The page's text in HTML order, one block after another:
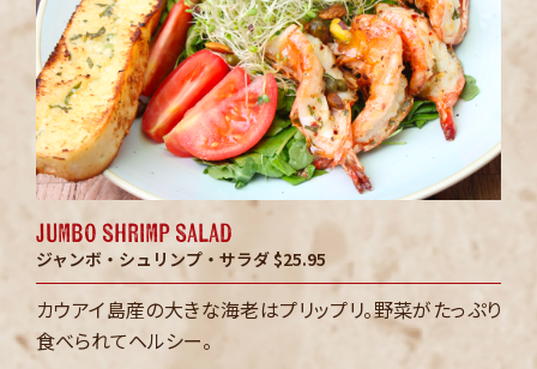
jumbo shrimp salad
ジャンボ・シュリンプ・サラダ$25.95
カウアイ島産の大きな海老はプリップリ。野菜がたっぷり
食べられてヘルシー。